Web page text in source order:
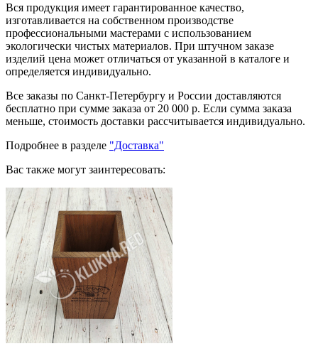
Вся продукция имеет гарантированное качество,
изготавливается на собственном производстве
профессиональными мастерами с использованием
экологически чистых материалов. При штучном заказе
изделий цена может отличаться от указанной в каталоге и
определяется индивидуально.
Все заказы по Санкт-Петербургу и России доставляются
бесплатно при сумме заказа от 20 000 р. Если сумма заказа
меньше, стоимость доставки рассчитывается индивидуально.
Подробнее в разделе "Доставка"
Вас также могут заинтересовать: